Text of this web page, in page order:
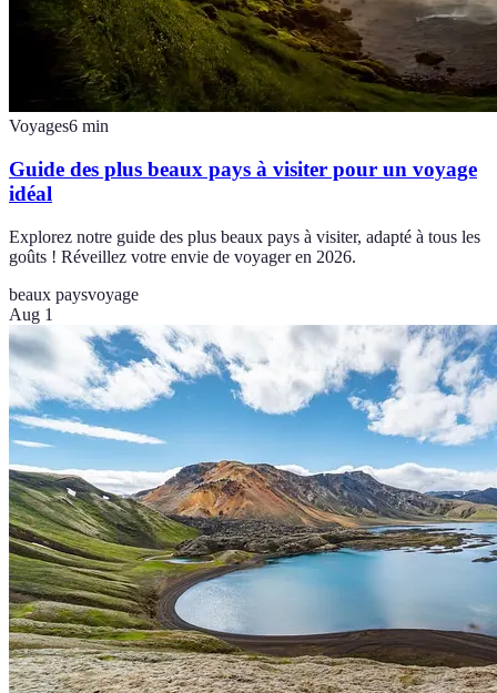
Voyages6 min
Guide des plus beaux pays à visiter pour un voyage
idéal
Explorez notre guide des plus beaux pays à visiter, adapté à tous les
goûts ! Réveillez votre envie de voyager en 2026.
beaux paysvoyage
Aug 1